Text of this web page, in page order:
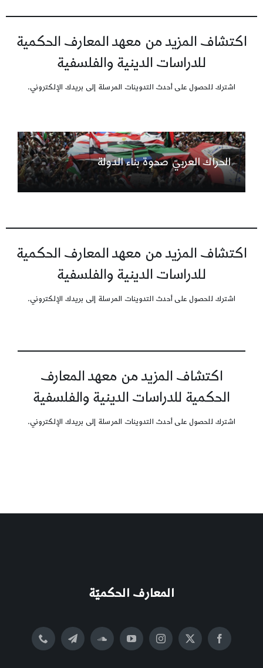
اكتشاف المزيد من معهد المعارف الحكمية
للدراسات الدينية والفلسفية
اشترك للحصول على أحدث التدوينات المرسلة إلى بريدك الإلكتروني.
الحراك العربيّ صحوة بناء الدولة
اكتشاف المزيد من معهد المعارف الحكمية
للدراسات الدينية والفلسفية
اشترك للحصول على أحدث التدوينات المرسلة إلى بريدك الإلكتروني.
اكتشاف المزيد من معهد المعارف
الحكمية للدراسات الدينية والفلسفية
اشترك للحصول على أحدث التدوينات المرسلة إلى بريدك الإلكتروني.
المعارف الحكميّة